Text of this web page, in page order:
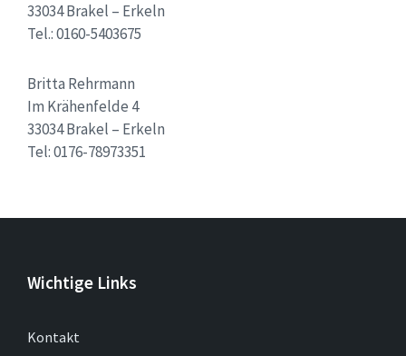
33034 Brakel – Erkeln
Tel.: 0160-5403675
Britta Rehrmann
Im Krähenfelde 4
33034 Brakel – Erkeln
Tel: 0176-78973351
Wichtige Links
Kontakt